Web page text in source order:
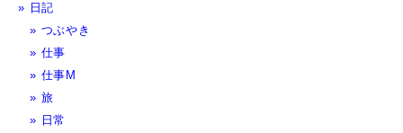
日記
つぶやき
仕事
仕事M
旅
日常